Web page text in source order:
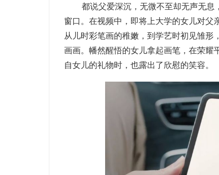
都说父爱深沉，无微不至却无声无
窗口。在视频中，即将上大学的女儿对
从儿时彩笔画的稚嫩，到学艺时初见雏
画画。幡然醒悟的女儿拿起画笔，在荣耀
自女儿的礼物时，也露出了欣慰的笑容。